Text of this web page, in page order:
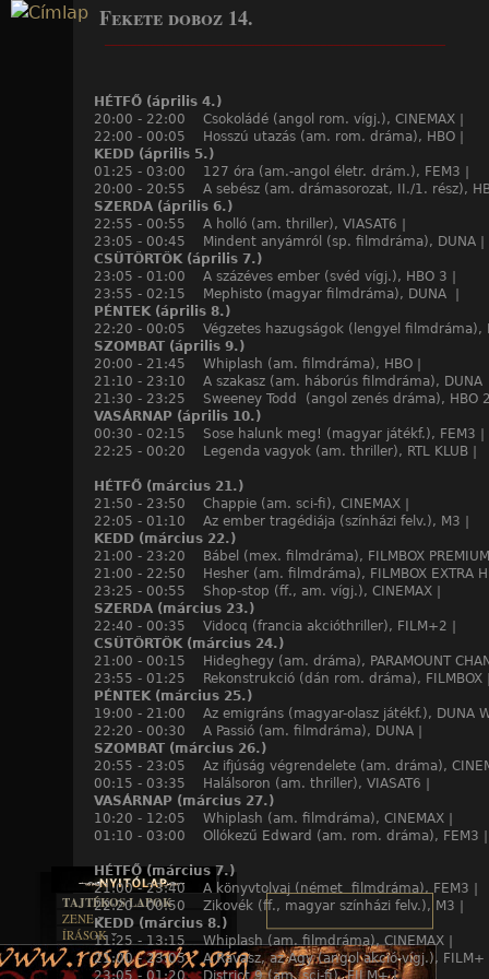
Jump to navigation
Fekete doboz 14.
HÉTFŐ (április 4.)
20:00 - 22:00 Csokoládé (angol rom. vígj.), CINEMAX |
22:00 - 00:05 Hosszú utazás (am. rom. dráma), HBO |
KEDD (április 5.)
01:25 - 03:00 127 óra (am.-angol életr. drám.), FEM3 |
20:00 - 20:55 A sebész (am. drámasorozat, II./1. rész),
SZERDA (április 6.)
22:55 - 00:55 A holló (am. thriller), VIASAT6 |
23:05 - 00:45 Mindent anyámról (sp. filmdráma), DUNA |
CSÜTÖRTÖK (április 7.)
23:05 - 01:00 A százéves ember (svéd vígj.), HBO 3 |
23:55 - 02:15 Mephisto (magyar filmdráma), DUNA |
PÉNTEK (április 8.)
22:20 - 00:05 Végzetes hazugságok (lengyel filmdráma),
SZOMBAT (április 9.)
20:00 - 21:45 Whiplash (am. filmdráma), HBO |
21:10 - 23:10 A szakasz (am. háborús filmdráma),
21:30 - 23:25 Sweeney Todd (angol zenés dráma), HBO
VASÁRNAP (április 10.)
00:30 - 02:15 Sose halunk meg! (magyar játékf.), FEM3 |
22:25 - 00:20 Legenda vagyok (am. thriller), RTL KLUB |
HÉTFŐ (március 21.)
21:50 - 23:50 Chappie (am. sci-fi), CINEMAX |
22:05 - 01:10 Az ember tragédiája (színházi felv.), M3 |
KEDD (március 22.)
21:00 - 23:20 Bábel (mex. filmdráma), FILMBOX
21:00 - 22:50 Hesher (am. filmdráma), FILMBOX EXTRA
23:25 - 00:55 Shop-stop (ff., am. vígj.), CINEMAX |
SZERDA (március 23.)
22:40 - 00:35 Vidocq (francia akcióthriller), FILM+2 |
CSÜTÖRTÖK (március 24.)
21:00 - 00:15 Hideghegy (am. dráma), PARAMOUNT
23:55 - 01:25 Rekonstrukció (dán rom. dráma), FILMBOX
PÉNTEK (március 25.)
19:00 - 21:00 Az emigráns (magyar-olasz játékf.), DUNA
22:20 - 00:30 A Passió (am. filmdráma), DUNA |
SZOMBAT (március 26.)
20:55 - 23:05 Az ifjúság végrendelete (am. dráma),
00:15 - 03:35 Halálsoron (am. thriller), VIASAT6 |
VASÁRNAP (március 27.)
10:20 - 12:05 Whiplash (am. filmdráma), CINEMAX |
01:10 - 03:00 Ollókezű Edward (am. rom. dráma), FEM3 |
HÉTFŐ (március 7.)
21:00 - 23:40 A könyvtolvaj (német filmdráma), FEM3 |
22:20 - 00:50 Zikovék (ff., magyar színházi felv.), M3 |
KEDD (március 8.)
11:25 - 13:15 Whiplash (am. filmdráma), CINEMAX |
21:00 - 23:05 A Ravasz, az Agy (angol akció-vígj.), FILM+
23:05 - 01:20 District 9 (am. sci-fi), FILM+ |
TAJTÉKOS LAPOK
ZENE
EGYÜTTESEK
INTERJÚK
ÍRÁSOK
IRODALOM
FILM
BOSZORKÁNYKONYHA
FEKETE HUMOR